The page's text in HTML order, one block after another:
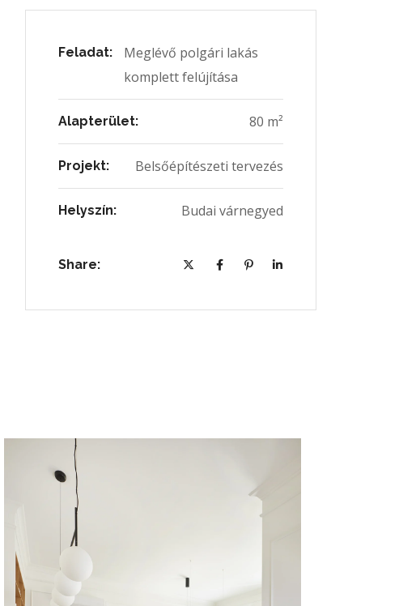
Feladat:
Meglévő polgári lakás
komplett felújítása
Alapterület: 80 m²
Projekt: Belsőépítészeti tervezés
Helyszín: Budai várnegyed
Share: